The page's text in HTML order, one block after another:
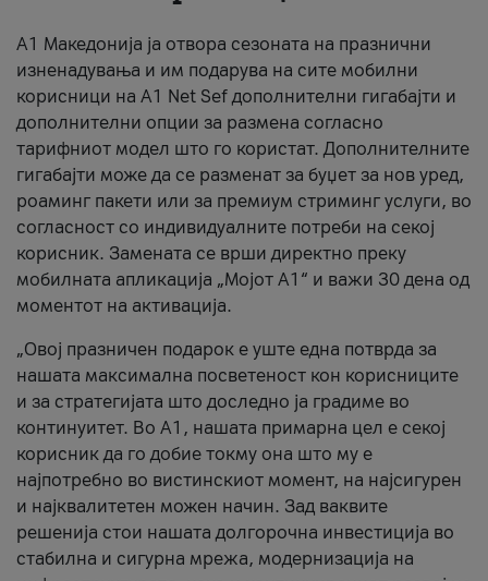
А1 Македонија ја отвора сезоната на празнични
изненадувања и им подарува на сите мобилни
корисници на A1 Net Sef дополнителни гигабајти и
дополнителни опции за размена согласно
тарифниот модел што го користат. Дополнителните
гигабајти може да се разменат за буџет за нов уред,
роаминг пакети или за премиум стриминг услуги, во
согласност со индивидуалните потреби на секој
корисник. Замената се врши директно преку
мобилната апликација „Мојот А1“ и важи 30 дена од
моментот на активација.
„Овој празничен подарок е уште една потврда за
нашата максимална посветеност кон корисниците
и за стратегијата што доследно ја градиме во
континуитет. Во А1, нашата примарна цел е секој
корисник да го добие токму она што му е
најпотребно во вистинскиот момент, на најсигурен
и најквалитетен можен начин. Зад ваквите
решенија стои нашата долгорочна инвестиција во
стабилна и сигурна мрежа, модернизација на